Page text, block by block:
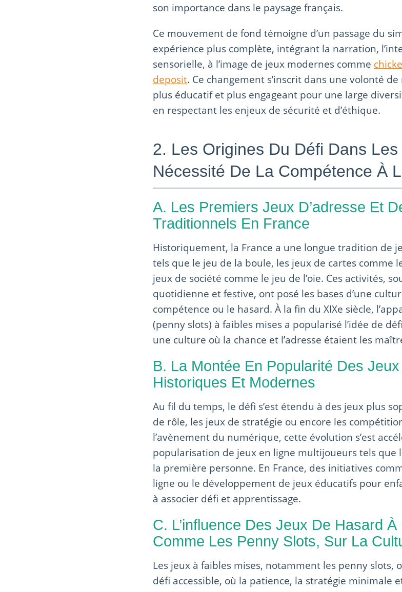
son importance dans le paysage français.
Ce mouvement de fond témoigne d’un passage du
expérience plus complète, intégrant la narration,
sensorielle, à l’image de jeux modernes comme
deposit. Ce changement s’inscrit dans une volonté
plus éducatif et plus engageant pour une large
en respectant les enjeux de sécurité et d’éthique.
2. Les Origines Du Défi Dans
Nécessité De La Compétence À
A. Les Premiers Jeux D’adresse Et
Traditionnels En France
Historiquement, la France a une longue tradition de
tels que le jeu de la boule, les jeux de cartes comme
jeux de société comme le jeu de l’oie. Ces activités,
quotidienne et festive, ont posé les bases d’une
compétence ou le hasard. À la fin du XIXe siècle,
(penny slots) à faibles mises a popularisé l’idée de
une culture où la chance et l’adresse étaient les
B. La Montée En Popularité Des
Historiques Et Modernes
Au fil du temps, le défi s’est étendu à des jeux plus
de rôle, les jeux de stratégie ou encore les
l’avènement du numérique, cette évolution s’est
popularisation de jeux en ligne multijoueurs tels que
la première personne. En France, des initiatives
ligne ou le développement de jeux éducatifs pour
à associer défi et apprentissage.
C. L’influence Des Jeux De Hasard
Comme Les Penny Slots, Sur La
Les jeux à faibles mises, notamment les penny slots,
défi accessible, où la patience, la stratégie minimale